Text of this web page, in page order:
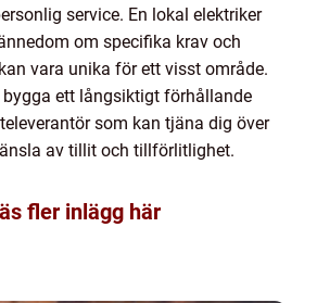
service. En lokal elektriker
om specifika krav och
vara unika för ett visst område.
ett långsiktigt förhållande
som kan tjäna dig över
av tillit och tillförlitlighet.
fler inlägg här